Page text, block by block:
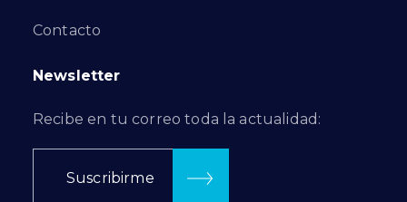
Contacto
Newsletter
Recibe en tu correo toda la actualidad:
Suscribirme